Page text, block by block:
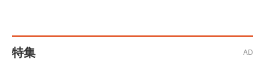
特集 AD